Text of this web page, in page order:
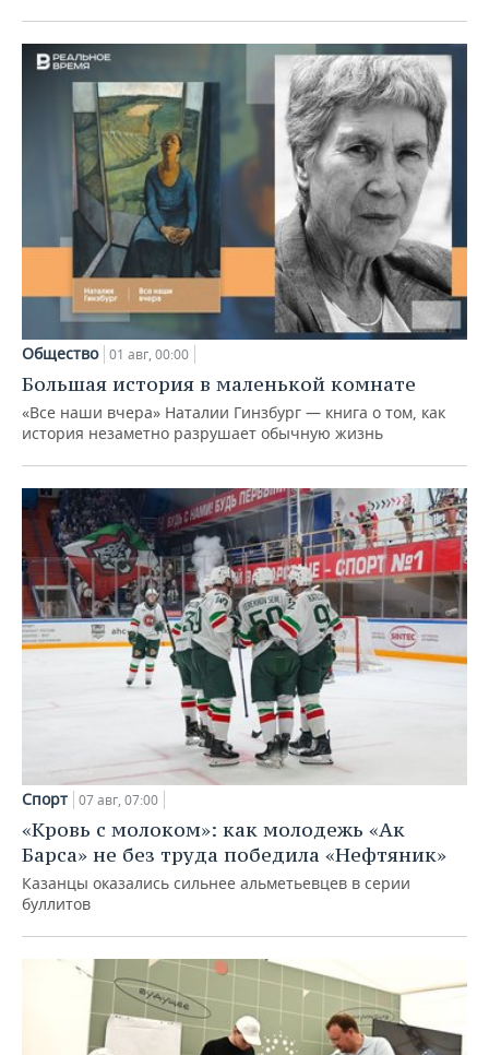
Общество 01 авг, 00:00
Большая история в маленькой комнате
«Все наши вчера» Наталии Гинзбург — книга о том, как
история незаметно разрушает обычную жизнь
Спорт 07 авг, 07:00
«Кровь с молоком»: как молодежь «Ак
Барса» не без труда победила «Нефтяник»
Казанцы оказались сильнее альметьевцев в серии
буллитов